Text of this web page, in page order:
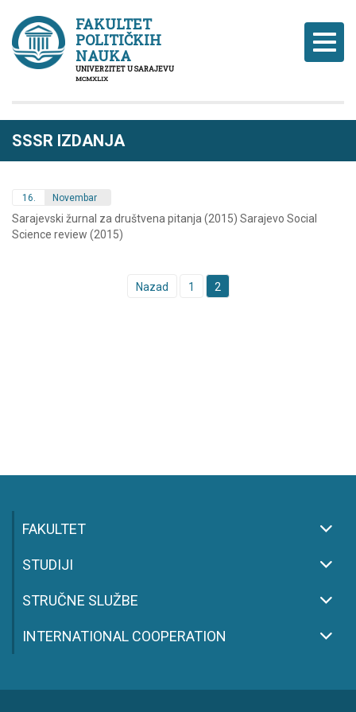
FAKULTET
POLITIČKIH
NAUKA
UNIVERZITET U SARAJEVU
MCMXLIX
SSSR IZDANJA
16. Novembar
Sarajevski žurnal za društvena pitanja (2015) Sarajevo Social
Science review (2015)
Nazad 1 2
FAKULTET
STUDIJI
STRUČNE SLUŽBE
INTERNATIONAL COOPERATION